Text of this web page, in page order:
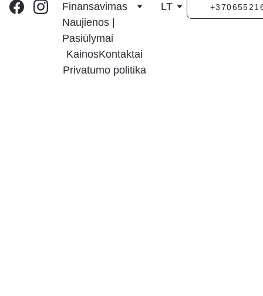
Finansavimas
Naujienos |
Pasiūlymai
KainosKontaktai
Privatumo politika
LT